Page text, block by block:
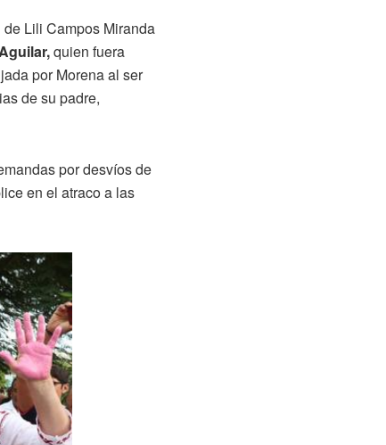
Lili Campos Miranda
quien fuera
por Morena al ser
de su padre,
por desvíos de
en el atraco a las